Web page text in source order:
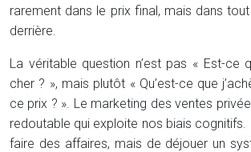
rarement dans le prix final, mais dans
derrière.
La véritable question n’est pas « Est-ce
cher ? », mais plutôt « Qu’est-ce que
ce prix ? ». Le marketing des ventes
redoutable qui exploite nos biais cognitifs.
faire des affaires, mais de déjouer un